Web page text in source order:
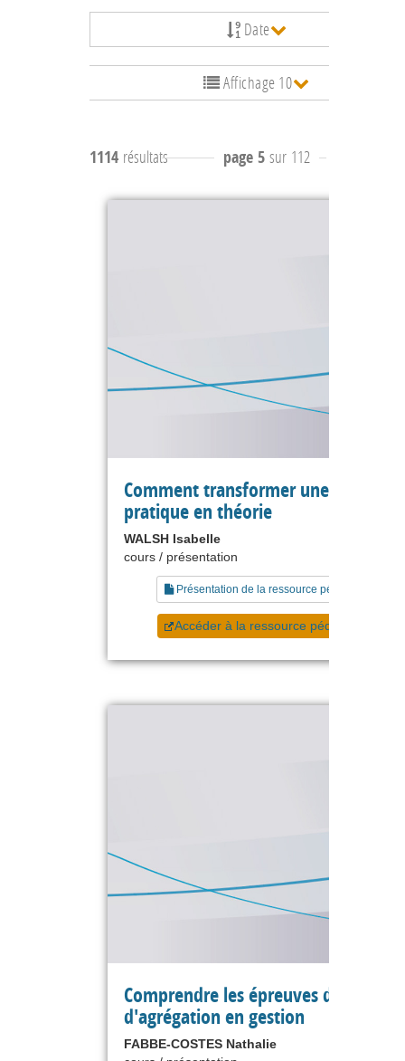
Date
Affichage 10
1114 résultats page 5 sur 112
Comment transformer une
pratique en théorie
WALSH Isabelle
cours / présentation
Présentation de la ressource pédagogique
Accéder à la ressource pédagogique
Comprendre les épreuves du
d'agrégation en gestion
FABBE-COSTES Nathalie